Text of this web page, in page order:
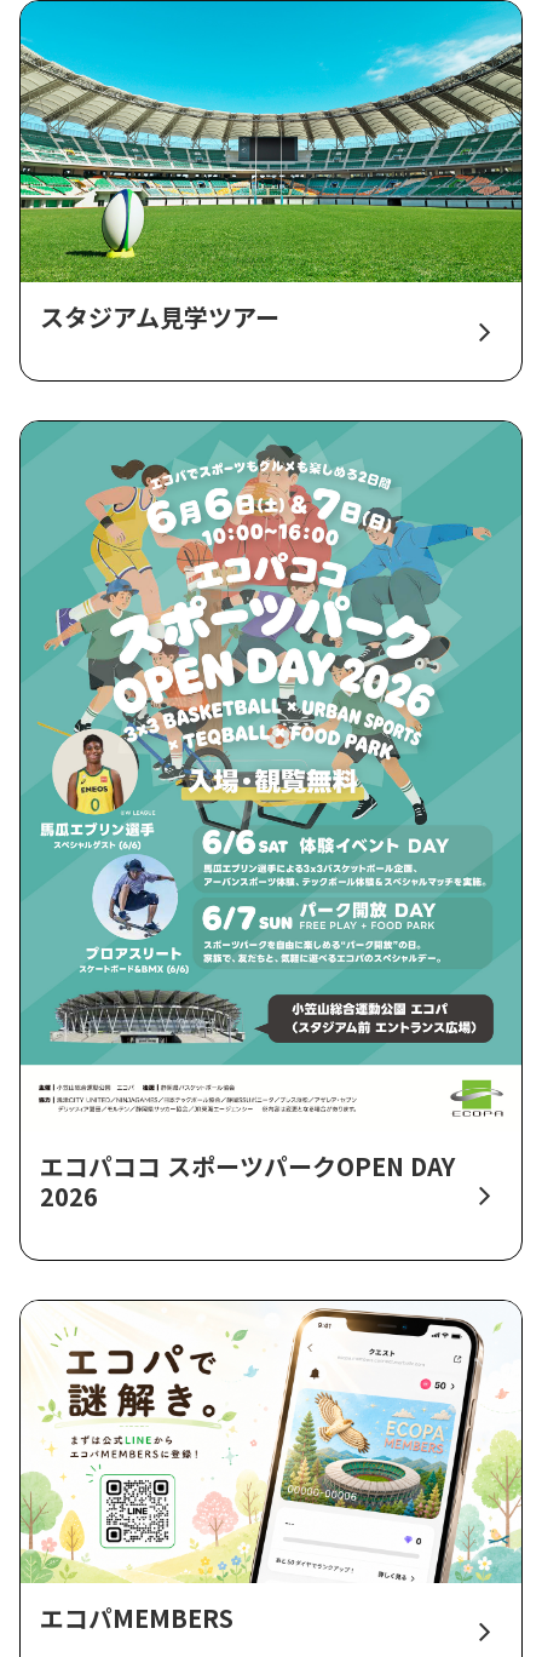
スタジアム見学ツアー
エコパココ スポーツパークOPEN DAY
2026
エコパMEMBERS